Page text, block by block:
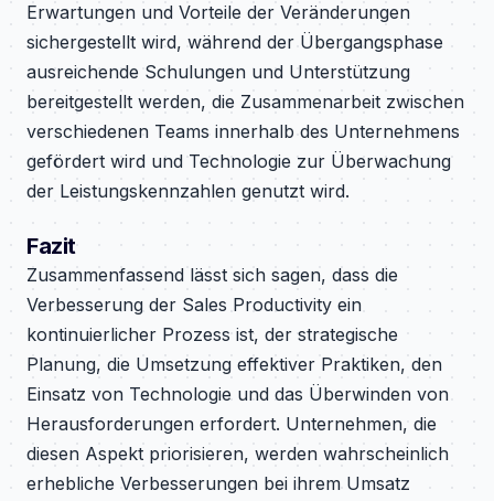
Erwartungen und Vorteile der Veränderungen
sichergestellt wird, während der Übergangsphase
ausreichende Schulungen und Unterstützung
bereitgestellt werden, die Zusammenarbeit zwischen
verschiedenen Teams innerhalb des Unternehmens
gefördert wird und Technologie zur Überwachung
der Leistungskennzahlen genutzt wird.
Fazit
Zusammenfassend lässt sich sagen, dass die
Verbesserung der Sales Productivity ein
kontinuierlicher Prozess ist, der strategische
Planung, die Umsetzung effektiver Praktiken, den
Einsatz von Technologie und das Überwinden von
Herausforderungen erfordert. Unternehmen, die
diesen Aspekt priorisieren, werden wahrscheinlich
erhebliche Verbesserungen bei ihrem Umsatz